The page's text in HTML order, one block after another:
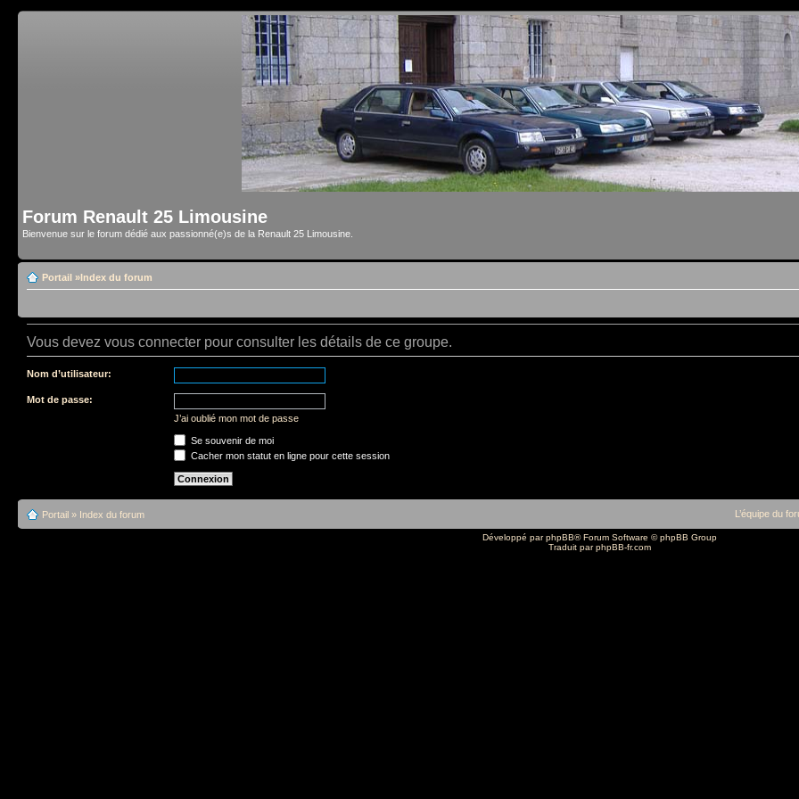
Forum Renault 25 Limousine
Bienvenue sur le forum dédié aux passionné(e)s de la Renault 25 Limousine.
Portail »Index du forum
Vous devez vous connecter pour consulter les détails de ce groupe.
Nom d’utilisateur:
Mot de passe:
J’ai oublié mon mot de passe
Se souvenir de moi
Cacher mon statut en ligne pour cette session
Portail » Index du forum L’équipe du
Développé parphpBB® Forum Software © phpBB Group
Traduit parphpBB-fr.com